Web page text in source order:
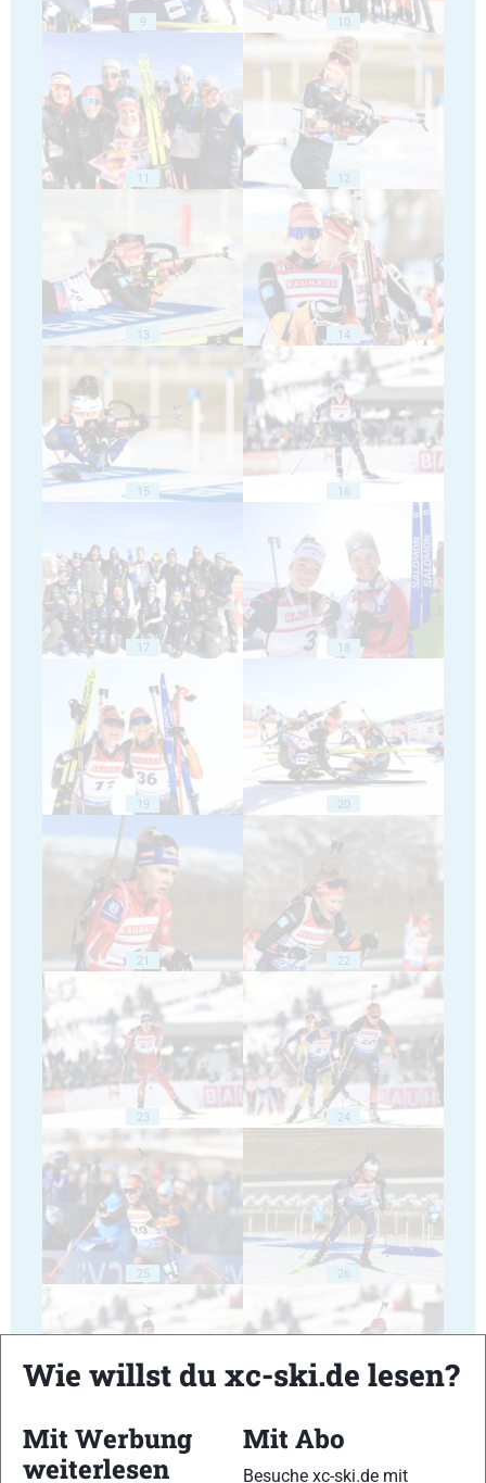
9 10
11 12
13 14
15 16
17 18
19 20
21 22
23 24
25 26
Wie willst du xc-ski.de lesen?
Mit Werbung
weiterlesen
Mit Abo
Besuche xc-ski.de mit